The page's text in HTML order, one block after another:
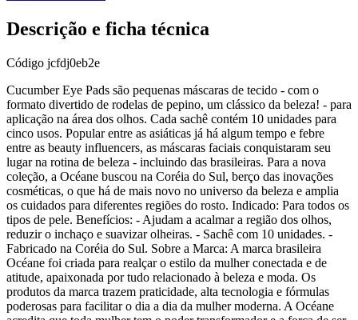
Descrição e ficha técnica
Código jcfdj0eb2e
Cucumber Eye Pads são pequenas máscaras de tecido - com o
formato divertido de rodelas de pepino, um clássico da beleza! - para
aplicação na área dos olhos. Cada sachê contém 10 unidades para
cinco usos. Popular entre as asiáticas já há algum tempo e febre
entre as beauty influencers, as máscaras faciais conquistaram seu
lugar na rotina de beleza - incluindo das brasileiras. Para a nova
coleção, a Océane buscou na Coréia do Sul, berço das inovações
cosméticas, o que há de mais novo no universo da beleza e amplia
os cuidados para diferentes regiões do rosto. Indicado: Para todos os
tipos de pele. Benefícios: - Ajudam a acalmar a região dos olhos,
reduzir o inchaço e suavizar olheiras. - Sachê com 10 unidades. -
Fabricado na Coréia do Sul. Sobre a Marca: A marca brasileira
Océane foi criada para realçar o estilo da mulher conectada e de
atitude, apaixonada por tudo relacionado à beleza e moda. Os
produtos da marca trazem praticidade, alta tecnologia e fórmulas
poderosas para facilitar o dia a dia da mulher moderna. A Océane